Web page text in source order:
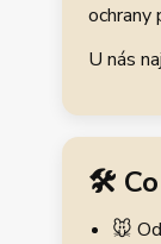
ochrany
U nás
🛠️
🐭